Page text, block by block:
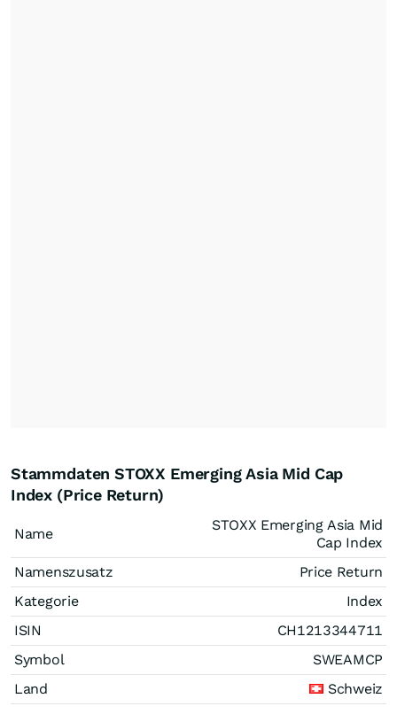
Stammdaten STOXX Emerging Asia Mid Cap
Index (Price Return)
Name
STOXX Emerging Asia Mid
Cap Index
Namenszusatz
Price Return
Kategorie
Index
ISIN
CH1213344711
Symbol
SWEAMCP
Land
Schweiz